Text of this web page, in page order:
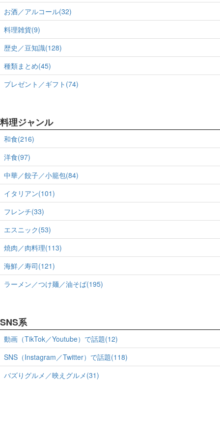
お酒／アルコール(32)
料理雑貨(9)
歴史／豆知識(128)
種類まとめ(45)
プレゼント／ギフト(74)
料理ジャンル
和食(216)
洋食(97)
中華／餃子／小籠包(84)
イタリアン(101)
フレンチ(33)
エスニック(53)
焼肉／肉料理(113)
海鮮／寿司(121)
ラーメン／つけ麺／油そば(195)
SNS系
動画（TikTok／Youtube）で話題(12)
SNS（Instagram／Twitter）で話題(118)
バズりグルメ／映えグルメ(31)